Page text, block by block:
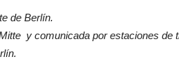
de Berlín.
y comunicada por estaciones de